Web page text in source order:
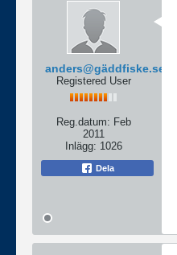
anders@gäddfiske.se
Registered User
Reg.datum: Feb
2011
Inlägg: 1026
Dela